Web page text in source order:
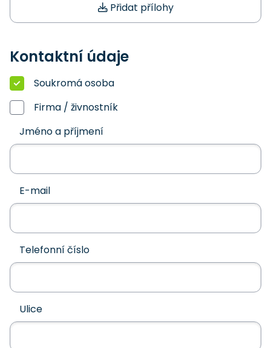
Přidat přílohy
Kontaktní údaje
Soukromá osoba
Firma / živnostník
Jméno a příjmení
E-mail
Telefonní číslo
Ulice